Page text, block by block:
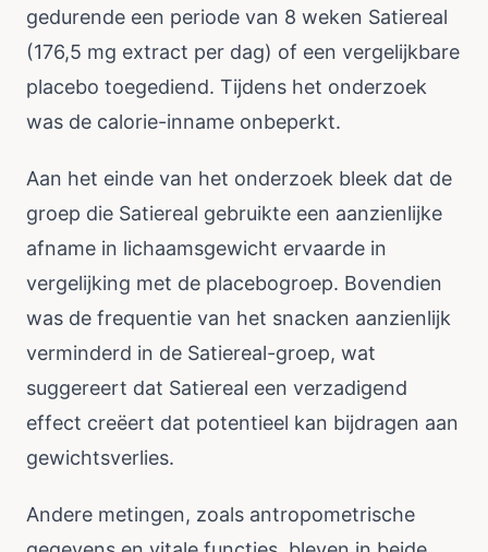
gedurende een periode van 8 weken Satiereal
(176,5 mg extract per dag) of een vergelijkbare
placebo toegediend. Tijdens het onderzoek
was de calorie-inname onbeperkt.
Aan het einde van het onderzoek bleek dat de
groep die Satiereal gebruikte een aanzienlijke
afname in lichaamsgewicht ervaarde in
vergelijking met de placebogroep. Bovendien
was de frequentie van het snacken aanzienlijk
verminderd in de Satiereal-groep, wat
suggereert dat Satiereal een verzadigend
effect creëert dat potentieel kan bijdragen aan
gewichtsverlies.
Andere metingen, zoals antropometrische